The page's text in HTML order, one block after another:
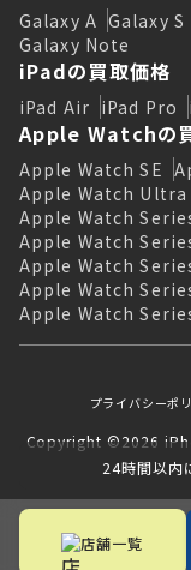
24時間以内
Galaxy A Galaxy S
Galaxy Note
iPadの買取価格
iPad Air iPad Pro
Apple Watchの
Apple Watch SE
Apple Watch Ultra
Apple Watch
Apple Watch
Apple Watch
Apple Watch
Apple Watch
プライバシーポ
Copyright ©2026
店舗一覧